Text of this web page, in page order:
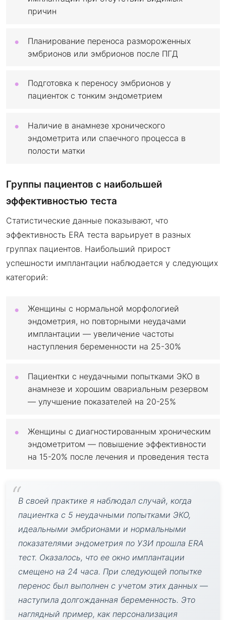
причин
Планирование переноса размороженных
эмбрионов или эмбрионов после ПГД
Подготовка к переносу эмбрионов у
пациенток с тонким эндометрием
Наличие в анамнезе хронического
эндометрита или спаечного процесса в
полости матки
Группы пациентов с наибольшей
эффективностью теста
Статистические данные показывают, что
эффективность ERA теста варьирует в разных
группах пациентов. Наибольший прирост
успешности имплантации наблюдается у следующих
категорий:
Женщины с нормальной морфологией
эндометрия, но повторными неудачами
имплантации — увеличение частоты
наступления беременности на 25-30%
Пациентки с неудачными попытками ЭКО в
анамнезе и хорошим овариальным резервом
— улучшение показателей на 20-25%
Женщины с диагностированным хроническим
эндометритом — повышение эффективности
на 15-20% после лечения и проведения теста
В своей практике я наблюдал случай, когда
пациентка с 5 неудачными попытками ЭКО,
идеальными эмбрионами и нормальными
показателями эндометрия по УЗИ прошла ERA
тест. Оказалось, что ее окно имплантации
смещено на 24 часа. При следующей попытке
перенос был выполнен с учетом этих данных —
наступила долгожданная беременность. Это
наглядный пример, как персонализация